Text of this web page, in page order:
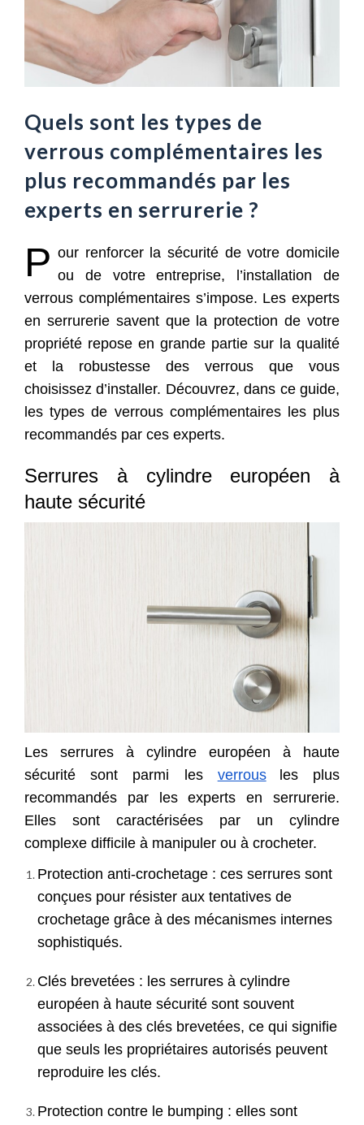
Quels sont les types de
verrous complémentaires les
plus recommandés par les
experts en serrurerie ?
P our renforcer la sécurité de votre domicile
ou de votre entreprise, l’installation de
verrous complémentaires s’impose. Les experts
en serrurerie savent que la protection de votre
propriété repose en grande partie sur la qualité
et la robustesse des verrous que vous
choisissez d’installer. Découvrez, dans ce guide,
les types de verrous complémentaires les plus
recommandés par ces experts.
Serrures à cylindre européen à
haute sécurité
Les serrures à cylindre européen à haute
sécurité sont parmi les verrous
les plus
recommandés par les experts en serrurerie.
Elles sont caractérisées par un cylindre
complexe difficile à manipuler ou à crocheter.
Protection anti-crochetage : ces serrures sont
conçues pour résister aux tentatives de
crochetage grâce à des mécanismes internes
sophistiqués.
Clés brevetées : les serrures à cylindre
européen à haute sécurité sont souvent
associées à des clés brevetées, ce qui signifie
que seuls les propriétaires autorisés peuvent
reproduire les clés.
Protection contre le bumping : elles sont